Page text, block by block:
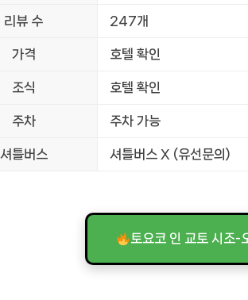
리뷰 수 247개
가격 호텔 확인
조식 호텔 확인
주차 주차 가능
셔틀버스 셔틀버스 X (유선문의)
토요코 인 교토 시조-